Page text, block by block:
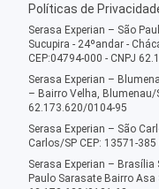
Políticas de
Serasa Experian – São
Sucupira - 24ºandar -
CEP:04794-000 - CNPJ
Serasa Experian –
– Bairro Velha, Blumenau/
62.173.620/0104-95
Serasa Experian – São
Carlos/SP CEP: 13571-
Serasa Experian – Brasília
Paulo Sarasate Bairro Asa